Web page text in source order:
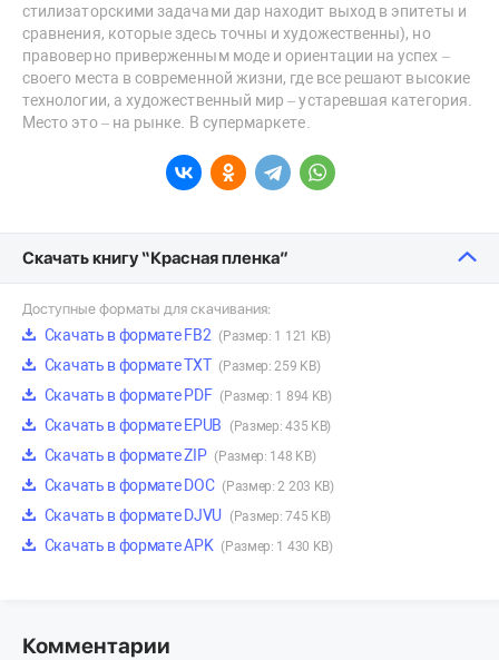
стилизаторскими задачами дар находит выход в эпитеты и
сравнения, которые здесь точны и художественны), но
правоверно приверженным моде и ориентации на успех –
своего места в современной жизни, где все решают высокие
технологии, а художественный мир – устаревшая категория.
Место это – на рынке. В супермаркете.
Скачать книгу “Красная пленка”
Доступные форматы для скачивания:
Скачать в формате FB2 (Размер: 1 121 KB)
Скачать в формате TXT (Размер: 259 KB)
Скачать в формате PDF (Размер: 1 894 KB)
Скачать в формате EPUB (Размер: 435 KB)
Скачать в формате ZIP (Размер: 148 KB)
Скачать в формате DOC (Размер: 2 203 KB)
Скачать в формате DJVU (Размер: 745 KB)
Скачать в формате APK (Размер: 1 430 KB)
Комментарии